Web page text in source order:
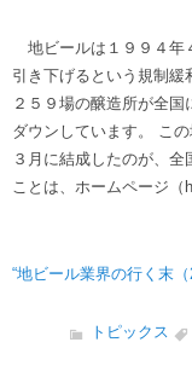
地ビールは１９９４年
引き下げるという規制
２５９場の醸造所が全
ダウンしています。 こ
３月に結成したのが、
ことは、ホームページ（
“地ビール業界の行く末
トピックス